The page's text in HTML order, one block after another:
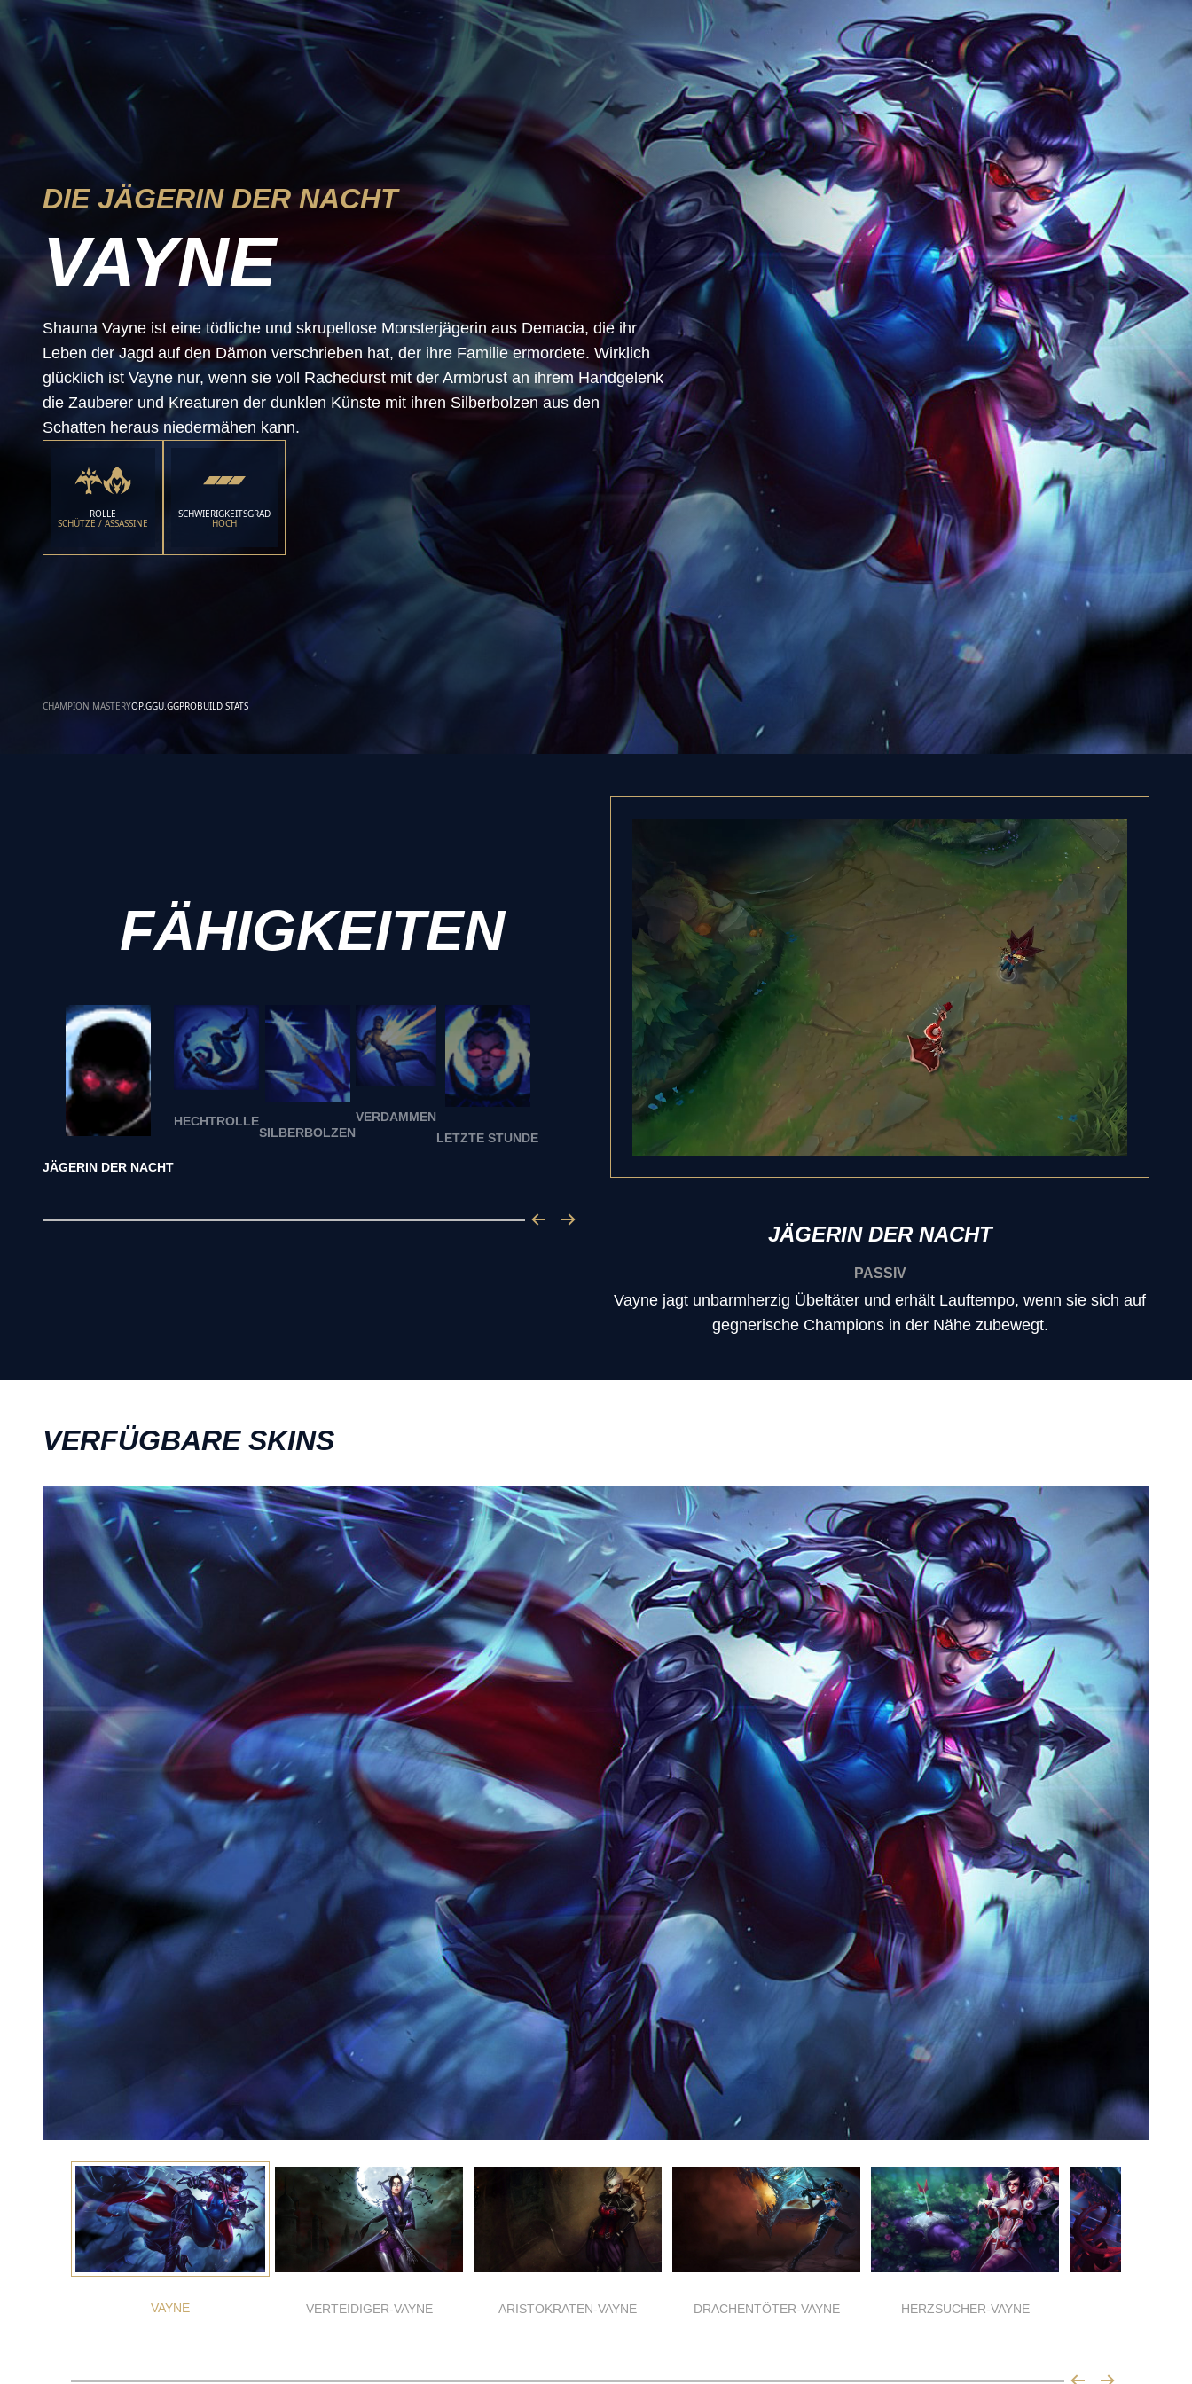
DIE JÄGERIN DER NACHT
VAYNE
Shauna Vayne ist eine tödliche und skrupellose Monsterjägerin aus Demacia, die ihr
Leben der Jagd auf den Dämon verschrieben hat, der ihre Familie ermordete. Wirklich
glücklich ist Vayne nur, wenn sie voll Rachedurst mit der Armbrust an ihrem Handgelenk
die Zauberer und Kreaturen der dunklen Künste mit ihren Silberbolzen aus den
Schatten heraus niedermähen kann.
ROLLE
SCHÜTZE / ASSASSINE
SCHWIERIGKEITSGRAD
HOCH
CHAMPION MASTERYOP.GGU.GGPROBUILD STATS
FÄHIGKEITEN
JÄGERIN DER NACHT
HECHTROLLE
SILBERBOLZEN
VERDAMMEN
LETZTE STUNDE
JÄGERIN DER NACHT
PASSIV
Vayne jagt unbarmherzig Übeltäter und erhält Lauftempo, wenn sie sich auf
gegnerische Champions in der Nähe zubewegt.
VERFÜGBARE SKINS
VAYNE VERTEIDIGER-VAYNE ARISTOKRATEN-VAYNE DRACHENTÖTER-VAYNE HERZSUCHER-VAYNE